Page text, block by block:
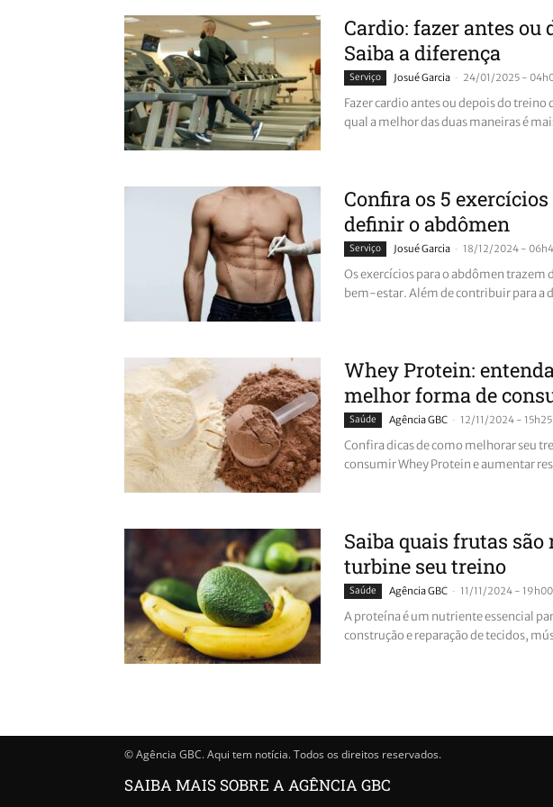
Cardio: fazer antes ou
Saiba a diferença
Serviço Josué Garcia - 24/01/2025 -
Fazer cardio antes ou depois do
qual a melhor das duas maneiras é
Confira os 5
definir o abdômen
Serviço Josué Garcia - 18/12/2024 -
Os exercícios para o abdômen trazem
bem-estar. Além de contribuir para a
Whey Protein:
melhor forma de
Saúde Agência GBC - 12/11/2024 - 15h25
Confira dicas de como melhorar seu
consumir Whey Protein e aumentar
Saiba quais frutas
turbine seu treino
Saúde Agência GBC - 11/11/2024 - 19h00
A proteína é um nutriente essencial
construção e reparação de tecidos,
© Agência GBC. Aqui tem notícia. Todos os direitos reservados.
SAIBA MAIS SOBRE A AGÊNCIA GBC